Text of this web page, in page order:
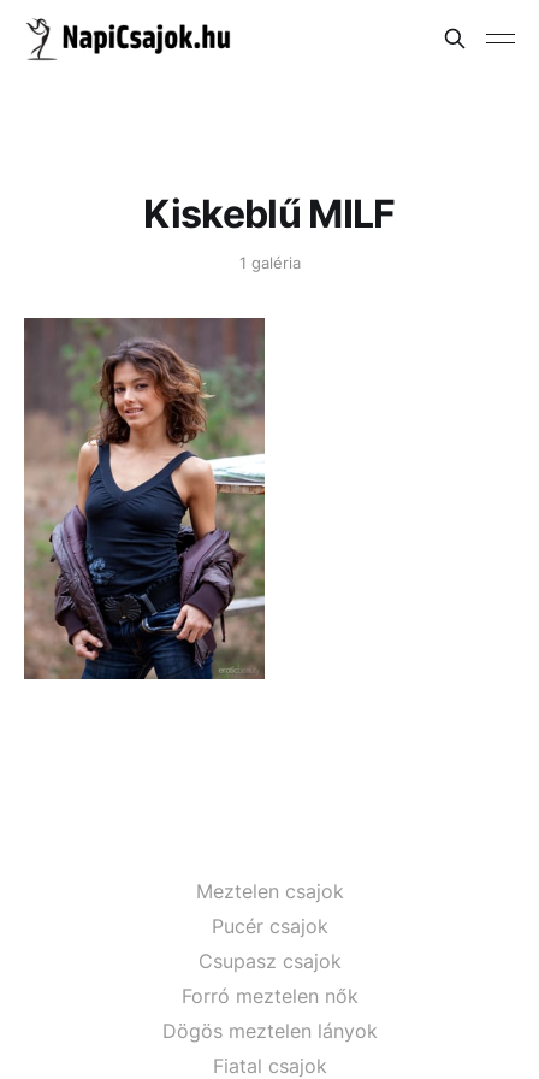
Kiskeblű MILF
1 galéria
Meztelen csajok
Pucér csajok
Csupasz csajok
Forró meztelen nők
Dögös meztelen lányok
Fiatal csajok